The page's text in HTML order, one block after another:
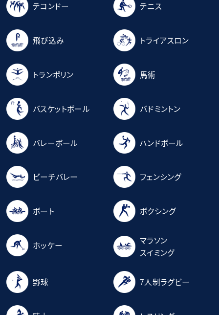
テコンドー テニス
飛び込み トライアスロン
トランポリン 馬術
バスケットボール バドミントン
バレーボール ハンドボール
ビーチバレー フェンシング
ボート ボクシング
ホッケー
マラソン
スイミング
野球 7人制ラグビー